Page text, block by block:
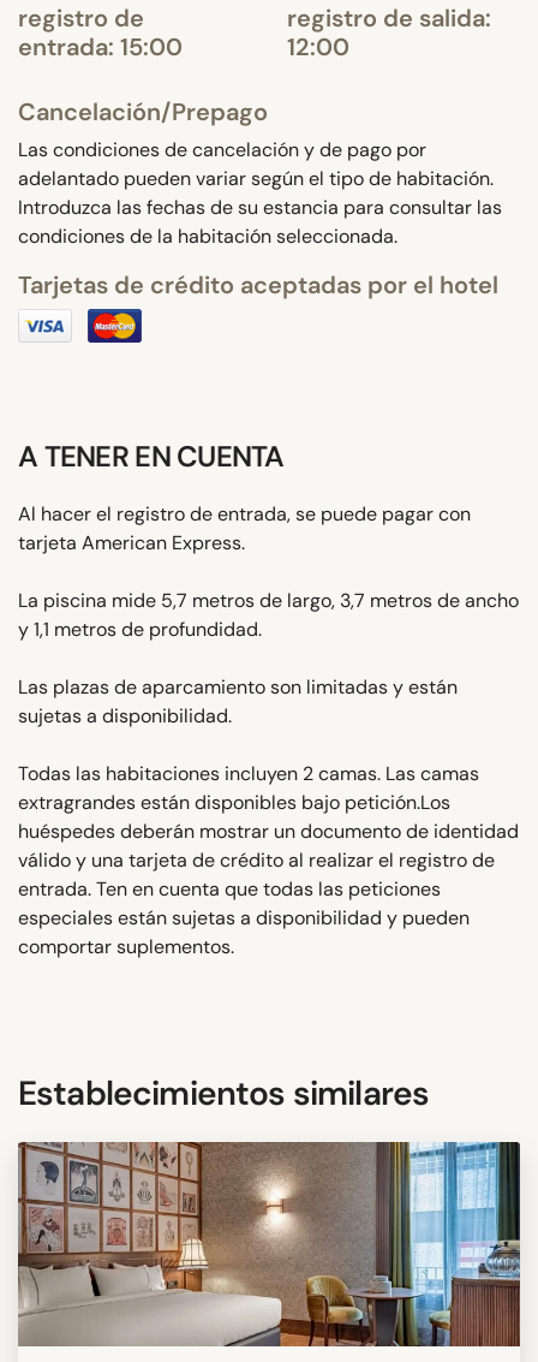
registro de
entrada: 15:00
registro de salida:
12:00
Cancelación/Prepago
Las condiciones de cancelación y de pago por
adelantado pueden variar según el tipo de habitación.
Introduzca las fechas de su estancia para consultar las
condiciones de la habitación seleccionada.
Tarjetas de crédito aceptadas por el hotel
A TENER EN CUENTA
Al hacer el registro de entrada, se puede pagar con
tarjeta American Express.
La piscina mide 5,7 metros de largo, 3,7 metros de ancho
y 1,1 metros de profundidad.
Las plazas de aparcamiento son limitadas y están
sujetas a disponibilidad.
Todas las habitaciones incluyen 2 camas. Las camas
extragrandes están disponibles bajo petición.Los
huéspedes deberán mostrar un documento de identidad
válido y una tarjeta de crédito al realizar el registro de
entrada. Ten en cuenta que todas las peticiones
especiales están sujetas a disponibilidad y pueden
comportar suplementos.
Establecimientos similares